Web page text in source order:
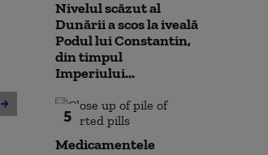
Dominic Fritz acuză PSD,
după respingerea legii
integrității, de „un joc
extrem de cinic”
Nivelul scăzut al
Dunării a scos la iveală
Podul lui Constantin,
din timpul
Imperiului...
5
Medicamentele